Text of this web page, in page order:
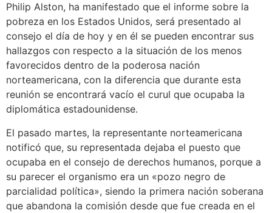
Philip Alston, ha manifestado que el informe sobre la
pobreza en los Estados Unidos, será presentado al
consejo el día de hoy y en él se pueden encontrar sus
hallazgos con respecto a la situación de los menos
favorecidos dentro de la poderosa nación
norteamericana, con la diferencia que durante esta
reunión se encontrará vacío el curul que ocupaba la
diplomática estadounidense.
El pasado martes, la representante norteamericana
notificó que, su representada dejaba el puesto que
ocupaba en el consejo de derechos humanos, porque a
su parecer el organismo era un «pozo negro de
parcialidad política», siendo la primera nación soberana
que abandona la comisión desde que fue creada en el